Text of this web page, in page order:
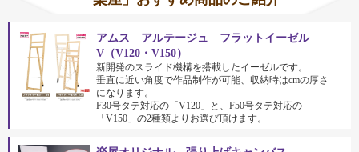
アムス アルテージュ フラットイーゼル
V（V120・V150）
新開発のスライド機構を搭載したイーゼルです。
垂直に近い角度で作品制作が可能、収納時はcmの厚さ
になります。
F30号タテ対応の「V120」と、F50号タテ対応の
「V150」の2種類よりお選び頂けます。